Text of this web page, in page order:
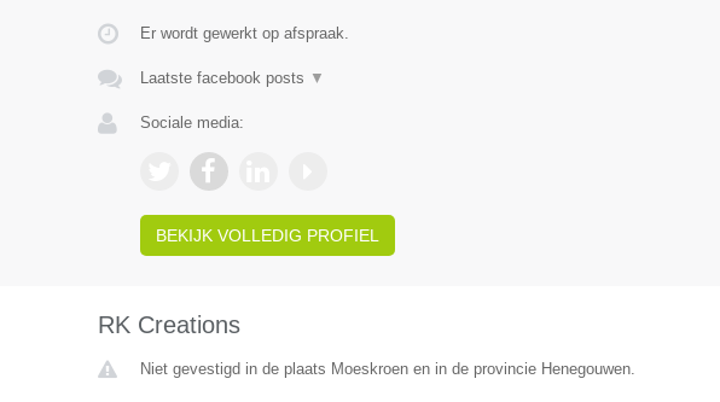
Er wordt gewerkt op afspraak.
Laatste facebook posts ▼
Sociale media:
BEKIJK VOLLEDIG PROFIEL
RK Creations
Niet gevestigd in de plaats Moeskroen en in de provincie Henegouwen.